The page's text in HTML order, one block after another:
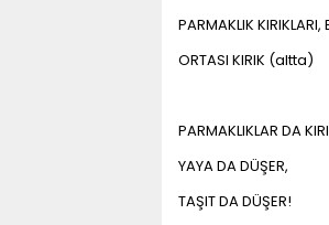
PARMAKLIK
ORTASI KIRIK (altta)
PARMAKLIKLAR DA
YAYA DA DÜŞER,
TAŞIT DA DÜŞER!